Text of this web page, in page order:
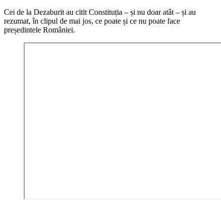
Cei de la Dezaburit au citit Constituția – și nu doar atât – și au
rezumat, în clipul de mai jos, ce poate și ce nu poate face
președintele României.